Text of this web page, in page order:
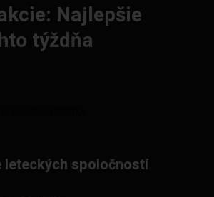
Najlepšie
týždňa
leteckých spoločností